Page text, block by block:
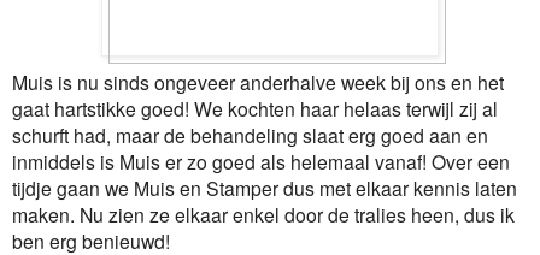
Muis is nu sinds ongeveer anderhalve week bij ons en het
gaat hartstikke goed! We kochten haar helaas terwijl zij al
schurft had, maar de behandeling slaat erg goed aan en
inmiddels is Muis er zo goed als helemaal vanaf! Over een
tijdje gaan we Muis en Stamper dus met elkaar kennis laten
maken. Nu zien ze elkaar enkel door de tralies heen, dus ik
ben erg benieuwd!